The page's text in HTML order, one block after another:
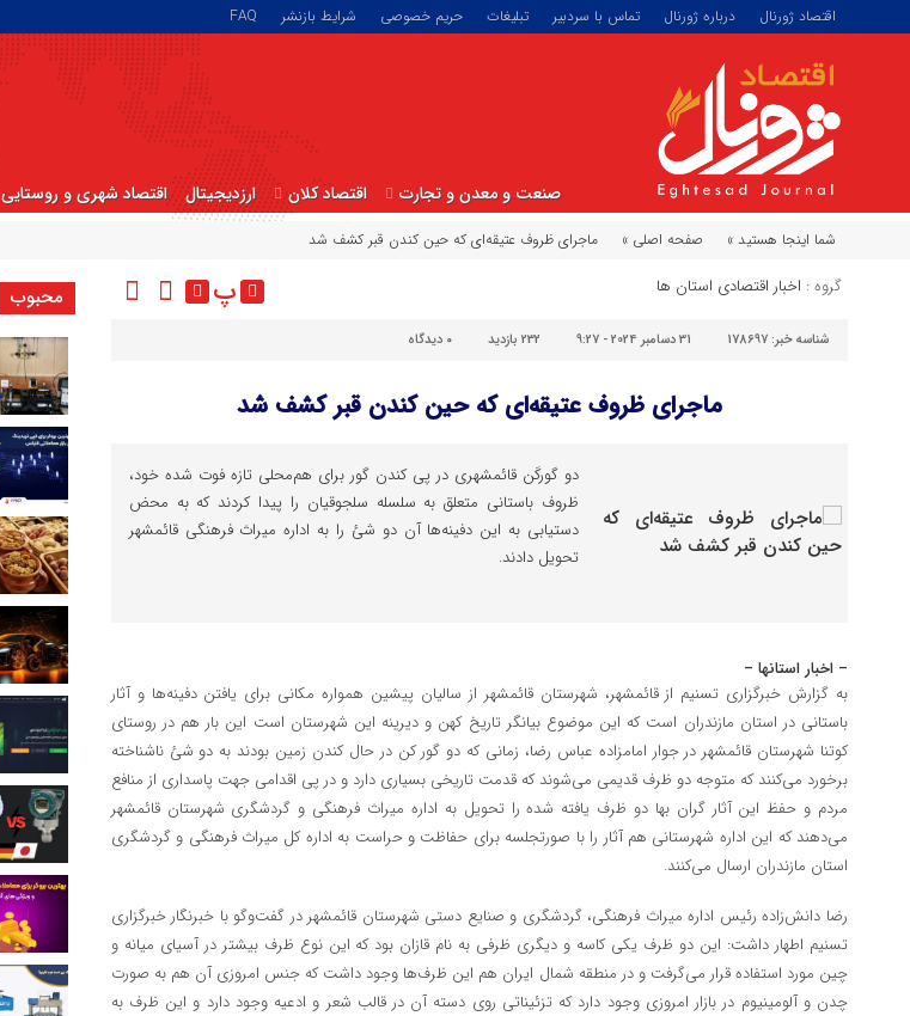
اقتصاد ژورنال درباره ژورنال تماس با سردبیر تبلیغات حریم خصوصی شرایط بازنشر FAQ
صنعت و معدن و تجارت اقتصاد کلان ارزدیجیتال اقتصاد شهری و روستایی
شما اینجا هستید » صفحه اصلی » ماجرای ظروف عتیقه‌ای که حین کندن قبر کشف شد
گروه : اخبار اقتصادی استان ها پ
شناسه خبر: 178697 31 دسامبر 2024 - 9:27 232 بازدید ۰ دیدگاه
ماجرای ظروف عتیقه‌ای که حین کندن قبر کشف شد
دو گورکَن قائمشهری در پی کندن گور برای هم‌محلی تازه فوت شده خود،
ظروف باستانی متعلق به سلسله سلجوقیان را پیدا کردند که به محض
دستیابی به این دفینه‌ها آن دو شئ را به اداره میراث فرهنگی ‌قائمشهر
تحویل دادند.
– اخبار استانها –
به گزارش خبرگزاری تسنیم از قائمشهر، شهرستان قائمشهر از سالیان پیشین همواره مکانی برای یافتن دفینه‌ها و آثار
باستانی در استان مازندران است که این موضوع بیانگر تاریخ کهن و دیرینه این شهرستان است این بار هم در روستای
کوتنا شهرستان قائمشهر در جوار امامزاده عباس رضا، زمانی که دو گور کن در حال کندن زمین بودند به دو شئ ناشناخته
برخورد می‌کنند که متوجه دو ظرف قدیمی می‌شوند که قدمت تاریخی بسیاری دارد و در پی اقدامی جهت پاسداری از منافع
مردم و حفظ این آثار گران بها دو ظرف یافته شده را تحویل به اداره میراث فرهنگی و گردشگری شهرستان قائمشهر
می‌دهند که این اداره شهرستانی هم آثار را با صورتجلسه برای حفاظت و حراست به اداره کل میراث فرهنگی و گردشگری
استان مازندران ارسال می‌کنند.
رضا دانش‌زاده رئیس‌ اداره میراث فرهنگی، گردشگری و صنایع دستی شهرستان قائمشهر در گفت‌وگو با خبرنگار خبرگزاری
تسنیم اطهار داشت: این دو ظرف یکی کاسه و دیگری ظرفی به نام قازان بود که این نوع ظرف بیشتر در آسیای میانه و
چین مورد استفاده قرار می‌گرفت و در منطقه شمال ایران هم این ظرف‌ها وجود داشت که جنس امروزی آن هم به صورت
چدن و آلومینیوم در بازار امروزی وجود دارد که تزئیناتی روی دسته آن در قالب شعر و ادعیه وجود دارد و این ظرف به
محبوب